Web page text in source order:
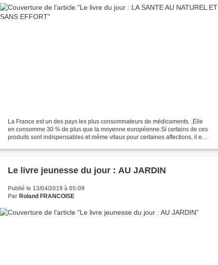
La France est un des pays les plus consommateurs de médicaments. ,Elle
en consomme 30 % de plus que la moyenne européenne.Si certains de ces
produits sont indispensables et même vitaux pour certaines affections, il est
Le livre jeunesse du jour : AU JARDIN
Publié le 13/04/2019 à 05:09
Par Roland FRANCOISE